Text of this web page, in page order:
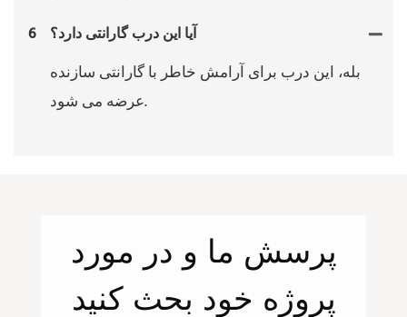
6 آیا این درب گارانتی دارد؟
بله، این درب برای آرامش خاطر با گارانتی سازنده
عرضه می شود.
پرسش ما و در مورد
پروژه خود بحث کنید